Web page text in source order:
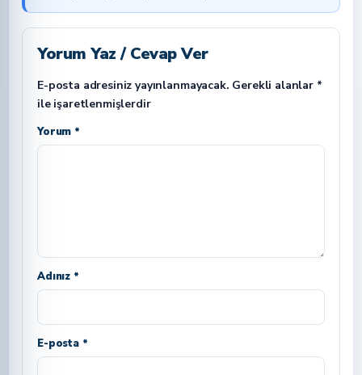
Yorum Yaz / Cevap Ver
E-posta adresiniz yayınlanmayacak. Gerekli alanlar *
ile işaretlenmişlerdir
Yorum *
Adınız *
E-posta *